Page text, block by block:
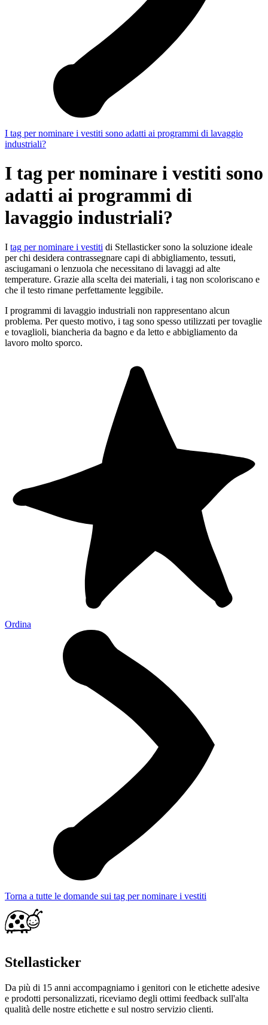
I tag per nominare i vestiti sono adatti ai programmi di lavaggio
industriali?
I tag per nominare i vestiti sono
adatti ai programmi di
lavaggio industriali?
I tag per nominare i vestiti di Stellasticker sono la soluzione ideale
per chi desidera contrassegnare capi di abbigliamento, tessuti,
asciugamani o lenzuola che necessitano di lavaggi ad alte
temperature. Grazie alla scelta dei materiali, i tag non scoloriscano e
che il testo rimane perfettamente leggibile.
I programmi di lavaggio industriali non rappresentano alcun
problema. Per questo motivo, i tag sono spesso utilizzati per tovaglie
e tovaglioli, biancheria da bagno e da letto e abbigliamento da
lavoro molto sporco.
Ordina
Torna a tutte le domande sui tag per nominare i vestiti
Stellasticker
Da più di 15 anni accompagniamo i genitori con le etichette adesive
e prodotti personalizzati, riceviamo degli ottimi feedback sull'alta
qualità delle nostre etichette e sul nostro servizio clienti.